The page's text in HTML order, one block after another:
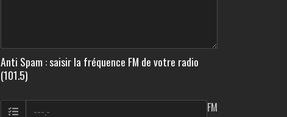
Anti Spam : saisir la fréquence FM de votre radio
(101.5)
FM